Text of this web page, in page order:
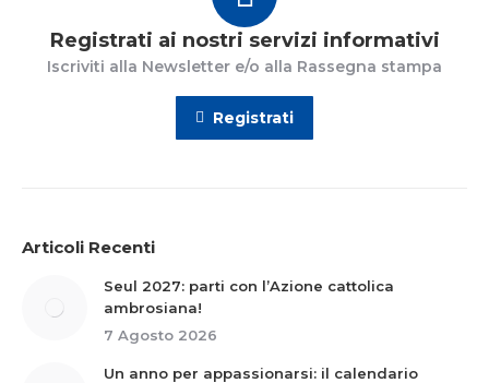
Registrati ai nostri servizi informativi
Iscriviti alla Newsletter e/o alla Rassegna stampa
Registrati
Articoli Recenti
Seul 2027: parti con l’Azione cattolica
ambrosiana!
7 Agosto 2026
Un anno per appassionarsi: il calendario